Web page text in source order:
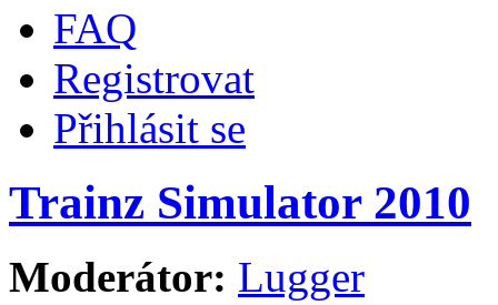
FAQ
Registrovat
Přihlásit se
Trainz Simulator 2010
Moderátor: Lugger